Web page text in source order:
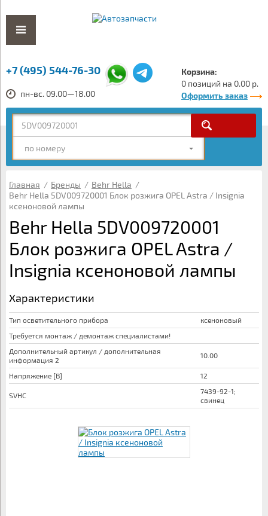
+7 (495) 544-76-30
пн-вс. 09.00—18.00
Корзина:
0 позиций на 0.00 р.
Оформить заказ
по номеру
Главная / Бренды / Behr Hella /
Behr Hella 5DV009720001 Блок розжига OPEL Astra / Insignia
ксеноновой лампы
Behr Hella 5DV009720001
Блок розжига OPEL Astra /
Insignia ксеноновой лампы
Характеристики
Тип осветительного прибора
ксеноновый
Требуется монтаж / демонтаж специалистами!
Дополнительный артикул / дополнительная
информация 2
10.00
Напряжение [В] 12
SVHC
7439-92-1;
свинец